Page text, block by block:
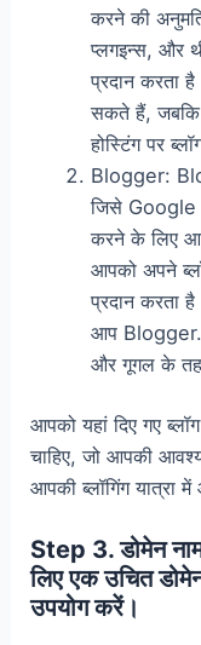
करने की
प्लगइन्स, और
प्रदान करता
सकते हैं,
होस्टिंग पर
Blogger:
जिसे Google
करने के लिए
आपको अपने
प्रदान करता
आप
और गूगल के
आपको यहां दिए गए
चाहिए, जो आपकी
आपकी ब्लॉगिंग यात्रा
Step 3. डोमेन
लिए एक उचित
उपयोग करें।